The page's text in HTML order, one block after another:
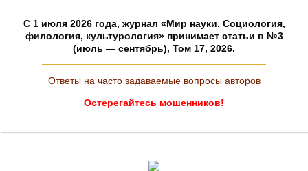
C 1 июля 2026 года, журнал «Мир науки. Социология,
филология, культурология» принимает статьи в №3
(июль — сентябрь), Том 17, 2026.
Ответы на часто задаваемые вопросы авторов
Остерегайтесь мошенников!